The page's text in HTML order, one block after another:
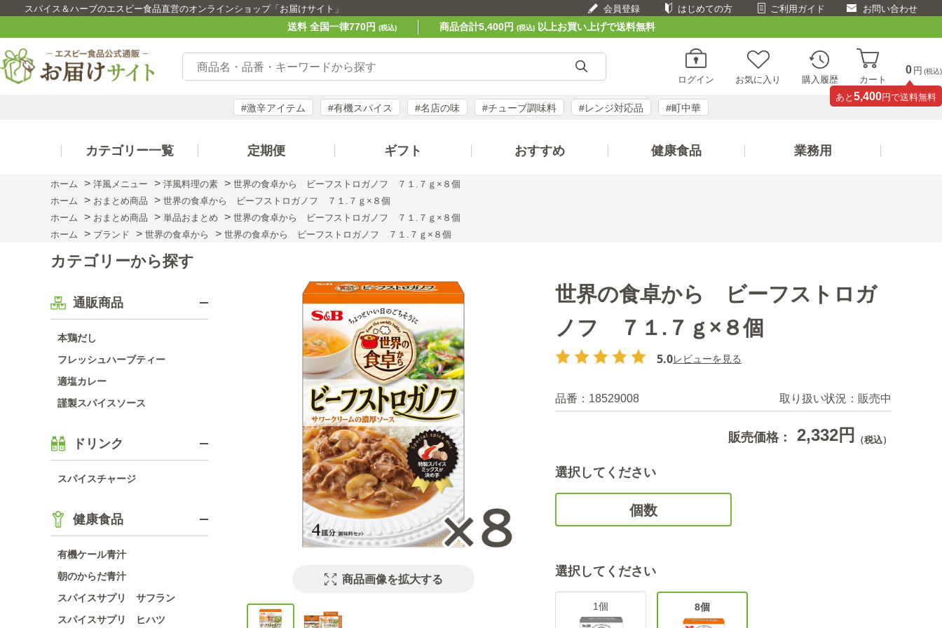
スパイス＆ハーブのエスビー食品直営のオンラインショップ「お届けサイト」 会員登録 はじめての方 ご利用ガイド お問い合わせ
送料 全国一律770円 (税込) 商品合計5,400円 (税込)以上お買い上げで送料無料
ログイン お気に入り 購入履歴 カート
0 円 (税込)
あと 5,400円で送料無料
#激辛アイテム #有機スパイス #名店の味 #チューブ調味料 #レンジ対応品 #町中華
カテゴリー一覧 定期便 ギフト おすすめ 健康食品 業務用
ホーム > 洋風メニュー > 洋風料理の素 > 世界の食卓から ビーフストロガノフ ７１.７ｇ×８個
ホーム
> おまとめ商品 > 世界の食卓から ビーフストロガノフ ７１.７ｇ×８個
ホーム
> おまとめ商品 > 単品おまとめ > 世界の食卓から ビーフストロガノフ ７１.７ｇ×８個
ホーム
> ブランド > 世界の食卓から > 世界の食卓から ビーフストロガノフ ７１.７ｇ×８個
カテゴリーから探す
通販商品
本鶏だし
フレッシュハーブティー
適塩カレー
謹製スパイスソース
ドリンク
スパイスチャージ
健康食品
有機ケール青汁
朝のからだ青汁
スパイスサプリ サフラン
スパイスサプリ ヒハツ
商品画像を拡大する
世界の食卓から ビーフストロガ
ノフ ７１.７ｇ×８個
5.0レビューを見る
品番： 18529008 取り扱い状況： 販売中
販売価格： 2,332円 （税込）
選択してください
個数
選択してください
1個 8個